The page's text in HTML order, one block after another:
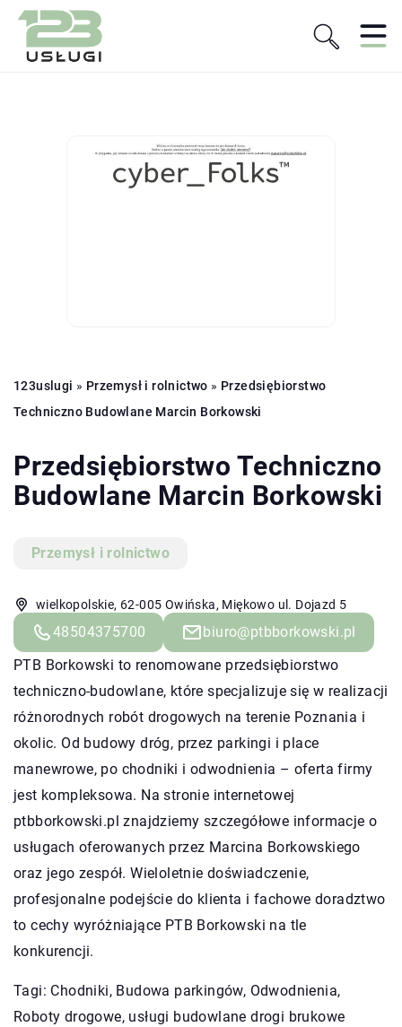
123uslugi » Przemysł i rolnictwo » Przedsiębiorstwo
Techniczno Budowlane Marcin Borkowski
Przedsiębiorstwo Techniczno
Budowlane Marcin Borkowski
Przemysł i rolnictwo
wielkopolskie, 62-005 Owińska, Miękowo ul. Dojazd 5
48504375700
biuro@ptbborkowski.pl
PTB Borkowski to renomowane przedsiębiorstwo
techniczno-budowlane, które specjalizuje się w realizacji
różnorodnych robót drogowych na terenie Poznania i
okolic. Od budowy dróg, przez parkingi i place
manewrowe, po chodniki i odwodnienia – oferta firmy
jest kompleksowa. Na stronie internetowej
ptbborkowski.pl znajdziemy szczegółowe informacje o
usługach oferowanych przez Marcina Borkowskiego
oraz jego zespół. Wieloletnie doświadczenie,
profesjonalne podejście do klienta i fachowe doradztwo
to cechy wyróżniające PTB Borkowski na tle
konkurencji.
Tagi: Chodniki, Budowa parkingów, Odwodnienia,
Roboty drogowe, usługi budowlane drogi brukowe